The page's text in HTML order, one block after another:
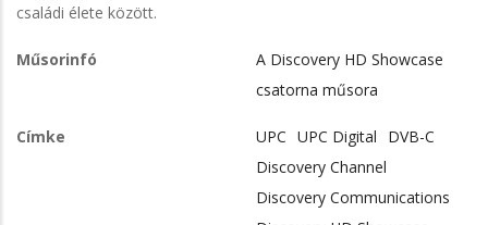
családi élete között.
Műsorinfó
A Discovery HD Showcase
csatorna műsora
Címke UPC UPC Digital
DVB-C
Discovery Channel
Discovery Communications